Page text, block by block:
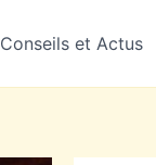
Conseils et Actus